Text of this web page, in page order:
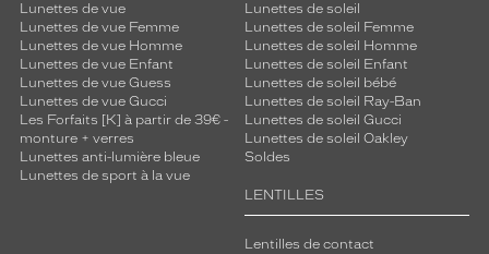
Lunettes de vue
Lunettes de vue Femme
Lunettes de vue Homme
Lunettes de vue Enfant
Lunettes de vue Guess
Lunettes de vue Gucci
Les Forfaits [K] à partir de 39€ -
monture + verres
Lunettes anti-lumière bleue
Lunettes de sport à la vue
Lunettes de soleil
Lunettes de soleil Femme
Lunettes de soleil Homme
Lunettes de soleil Enfant
Lunettes de soleil bébé
Lunettes de soleil Ray-Ban
Lunettes de soleil Gucci
Lunettes de soleil Oakley
Soldes
LENTILLES
Lentilles de contact